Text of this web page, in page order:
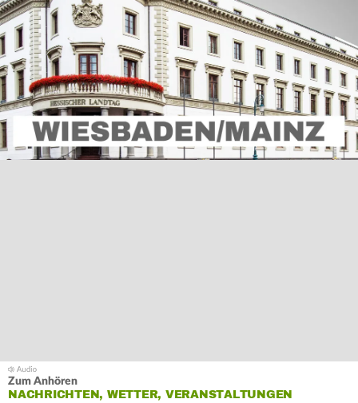
Zum Anhören
NACHRICHTEN, WETTER, VERANSTALTUNGEN